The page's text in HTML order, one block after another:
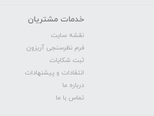
خدمات مشتریان
نقشه سایت
فرم نظرسنجی آریزون
ثبت شکایات
انتقادات و پیشنهادات
درباره ما
تماس با ما